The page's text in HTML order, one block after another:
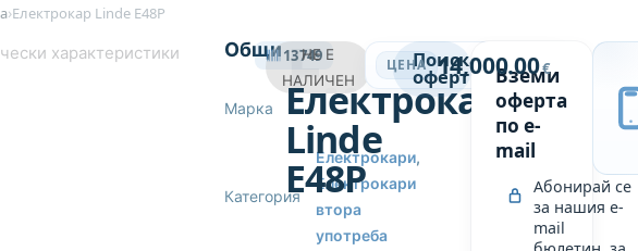
›Електрокар Linde E48P
характеристики Общи
Марка —
Категория
Електрокари,
Електрокари
втора
употреба
13749
НЕ Е
НАЛИЧЕН
ЕЛЕКТРОКАРИ ВТОРА УПОТРЕБА
Електрокар
Linde
E48P
ЦЕНА 14,000.00€
Поискай
оферта →
Вземи
оферта
по e-
mail
Абонирай се
за нашия e-
mail